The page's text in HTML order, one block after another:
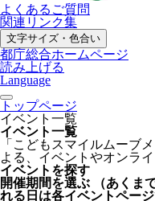
よくあるご質問
関連リンク集
文字サイズ・色合い
都庁総合ホームページ
読み上げる
Language
トップページ
イベント一覧
イベント一覧
「こどもスマイルムーブ
よる、イベントやオンラ
イベントを探す
開催期間を選ぶ
（あくま
れる日は各イベントペー